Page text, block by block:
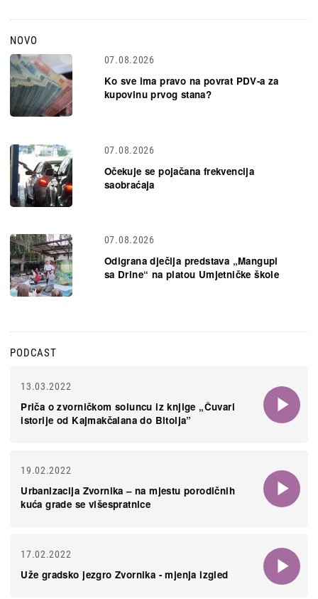
NOVO
07.08.2026
Ko sve ima pravo na povrat PDV-a za
kupovinu prvog stana?
07.08.2026
Očekuje se pojačana frekvencija
saobraćaja
07.08.2026
Odigrana dječija predstava „Mangupi
sa Drine“ na platou Umjetničke škole
PODCAST
13.03.2022
Priča o zvorničkom soluncu iz knjige „Čuvari
istorije od Kajmakčalana do Bitolja”
19.02.2022
Urbanizacija Zvornika – na mjestu porodičnih
kuća grade se višespratnice
17.02.2022
Uže gradsko jezgro Zvornika - mjenja izgled